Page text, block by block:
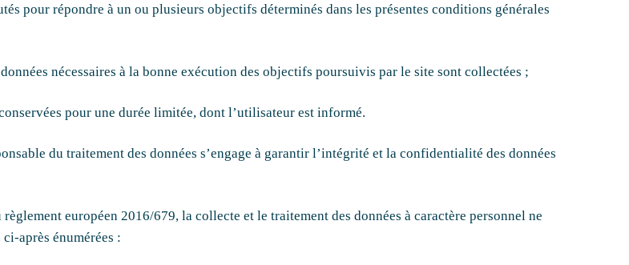
pour répondre à un ou plusieurs objectifs déterminés dans les présentes conditions générales
nécessaires à la bonne exécution des objectifs poursuivis par le site sont collectées ;
pour une durée limitée, dont l’utilisateur est informé.
du traitement des données s’engage à garantir l’intégrité et la confidentialité des données
européen 2016/679, la collecte et le traitement des données à caractère personnel ne
après énumérées :